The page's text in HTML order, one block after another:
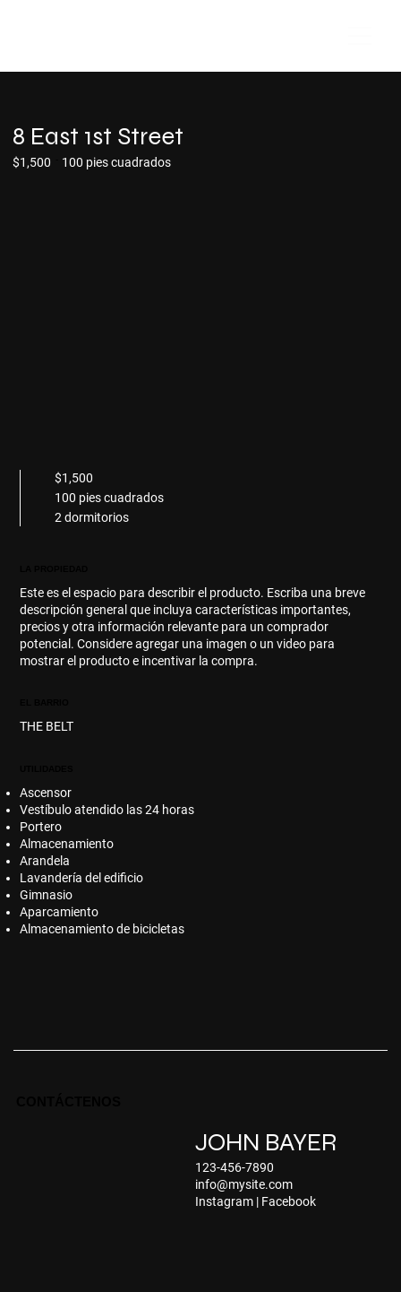
8 East 1st Street
$1,500 100 pies cuadrados
$1,500
100 pies cuadrados
2 dormitorios
Este es el espacio para describir el producto. Escriba una breve
descripción general que incluya características importantes,
precios y otra información relevante para un comprador
potencial. Considere agregar una imagen o un video para
mostrar el producto e incentivar la compra.
THE BELT
Ascensor
Vestíbulo atendido las 24 horas
Portero
Almacenamiento
Arandela
Lavandería del edificio
Gimnasio
Aparcamiento
Almacenamiento de bicicletas
JOHN BAYER
123-456-7890
info@mysite.com
Instagram | Facebook